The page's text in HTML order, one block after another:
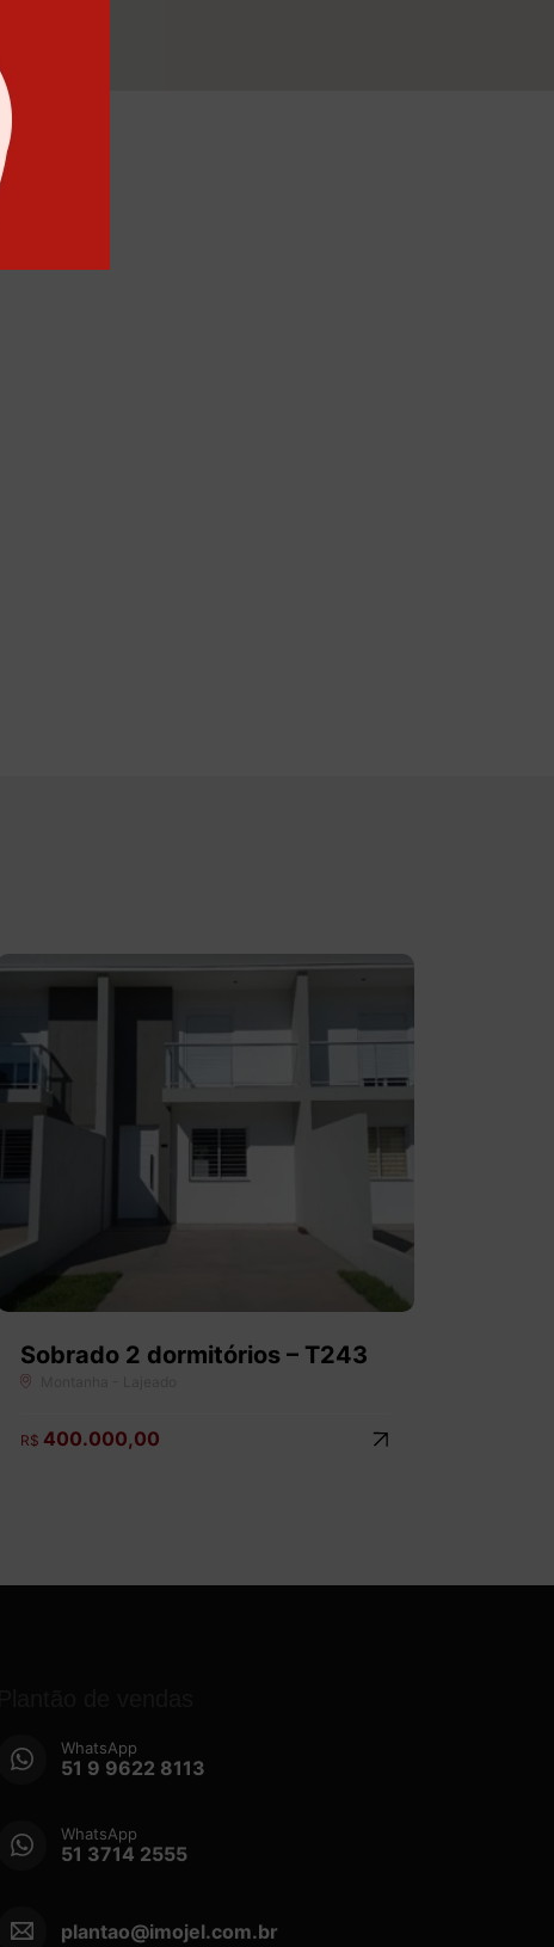
Sobrado 2 dormitórios – T243
R$ 400.000,00
WhatsApp
51 9 9622 8113
WhatsApp
51 3714 2555
plantao@imojel.com.br